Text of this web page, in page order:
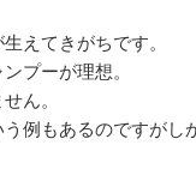
えてきがちです。
プーが理想。
ん。
例もあるのですがし